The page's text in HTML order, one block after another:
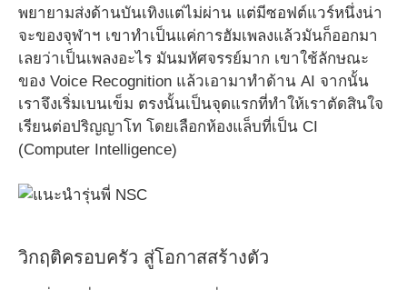
พยายามส่งด้านบันเทิงแต่ไม่ผ่าน แต่มีซอฟต์แวร์หนึ่งน่า
จะของจุฬาฯ เขาทำเป็นแค่การฮัมเพลงแล้วมันก็ออกมา
เลยว่าเป็นเพลงอะไร มันมหัศจรรย์มาก เขาใช้ลักษณะ
ของ Voice Recognition แล้วเอามาทำด้าน AI จากนั้น
เราจึงเริ่มเบนเข็ม ตรงนั้นเป็นจุดแรกที่ทำให้เราตัดสินใจ
เรียนต่อปริญญาโท โดยเลือกห้องแล็บที่เป็น CI
(Computer Intelligence)
วิกฤติครอบครัว สู่โอกาสสร้างตัว